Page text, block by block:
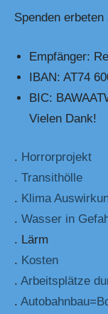
Spenden erbeten
Empfänger:
IBAN: AT74
BIC:
Vielen Dank!
. Horrorprojekt
. Transithölle
. Klima
. Wasser in
. Lärm
. Kosten
. Arbeitsplätze
.